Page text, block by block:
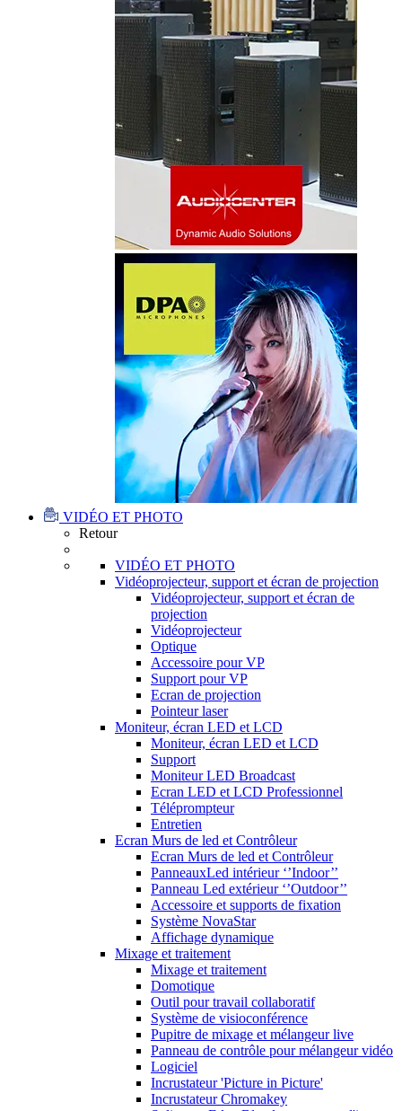
VIDÉO ET PHOTO
Retour
VIDÉO ET PHOTO
Vidéoprojecteur, support et écran de projection
Vidéoprojecteur, support et écran de
projection
Vidéoprojecteur
Optique
Accessoire pour VP
Support pour VP
Ecran de projection
Pointeur laser
Moniteur, écran LED et LCD
Moniteur, écran LED et LCD
Support
Moniteur LED Broadcast
Ecran LED et LCD Professionnel
Téléprompteur
Entretien
Ecran Murs de led et Contrôleur
Ecran Murs de led et Contrôleur
PanneauxLed intérieur ‘’Indoor’’
Panneau Led extérieur ‘’Outdoor’’
Accessoire et supports de fixation
Système NovaStar
Affichage dynamique
Mixage et traitement
Mixage et traitement
Domotique
Outil pour travail collaboratif
Système de visioconférence
Pupitre de mixage et mélangeur live
Panneau de contrôle pour mélangeur vidéo
Logiciel
Incrustateur 'Picture in Picture'
Incrustateur Chromakey